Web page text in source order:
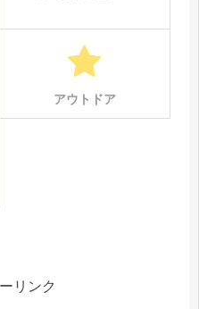
アウトドア
リンク